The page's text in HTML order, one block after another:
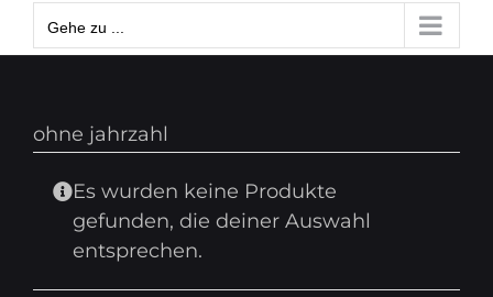
Gehe zu ...
ohne jahrzahl
Es wurden keine Produkte
gefunden, die deiner Auswahl
entsprechen.